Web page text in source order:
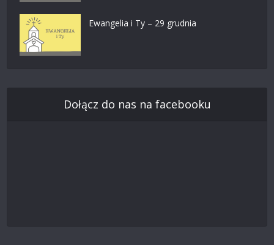
Ewangelia i Ty – 29 grudnia
Dołącz do nas na facebooku